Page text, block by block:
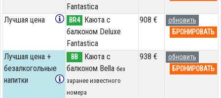
Fantastica
Лучшая цена BR4
Каюта с
балконом Deluxe
Fantastica
908 €
обновить
БРОНИРОВАТЬ
Лучшая цена +
безалкогольные
напитки
BB
Каюта с
балконом Bella без
заранее известного
номера
938 €
обновить
БРОНИРОВАТЬ